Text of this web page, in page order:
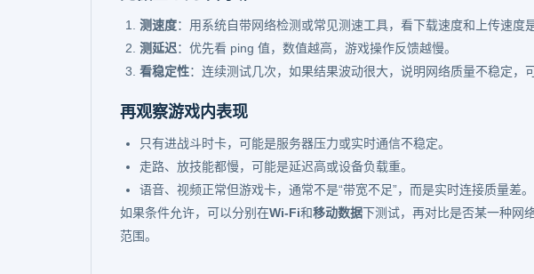
测速度：用系统自带网络检测或常见测速工具，看下载速度和上传速度
测延迟：优先看 ping 值，数值越高，游戏操作反馈越慢。
看稳定性：连续测试几次，如果结果波动很大，说明网络质量不稳定，
再观察游戏内表现
只有进战斗时卡，可能是服务器压力或实时通信不稳定。
走路、放技能都慢，可能是延迟高或设备负载重。
语音、视频正常但游戏卡，通常不是“带宽不足”，而是实时连接质量差。
如果条件允许，可以分别在Wi-Fi和移动数据下测试，再对比是否某一种网
范围。